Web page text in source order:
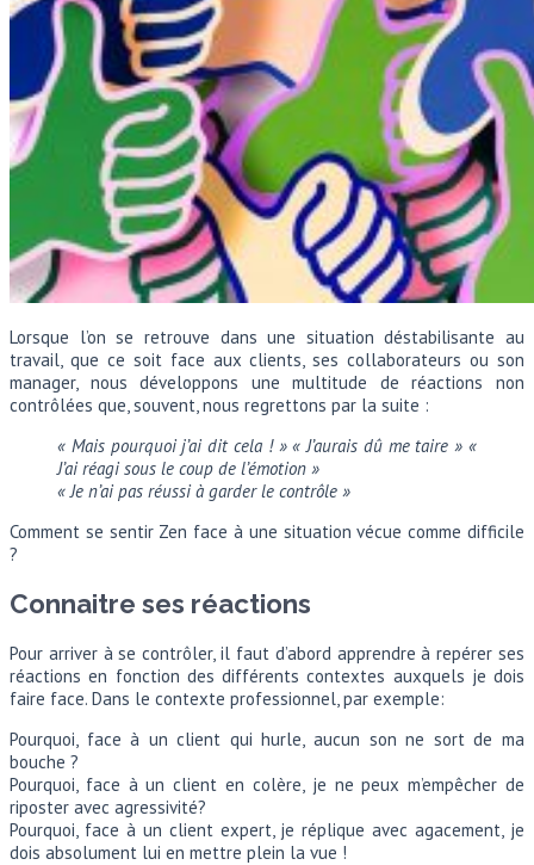
Lorsque l’on se retrouve dans une situation déstabilisante au
travail, que ce soit face aux clients, ses collaborateurs ou son
manager, nous développons une multitude de réactions non
contrôlées que, souvent, nous regrettons par la suite :
« Mais pourquoi j’ai dit cela ! » « J’aurais dû me taire » «
J’ai réagi sous le coup de l’émotion »
« Je n’ai pas réussi à garder le contrôle »
Comment se sentir Zen face à une situation vécue comme difficile
?
Connaitre ses réactions
Pour arriver à se contrôler, il faut d’abord apprendre à repérer ses
réactions en fonction des différents contextes auxquels je dois
faire face. Dans le contexte professionnel, par exemple:
Pourquoi, face à un client qui hurle, aucun son ne sort de ma
bouche ?
Pourquoi, face à un client en colère, je ne peux m’empêcher de
riposter avec agressivité?
Pourquoi, face à un client expert, je réplique avec agacement, je
dois absolument lui en mettre plein la vue !